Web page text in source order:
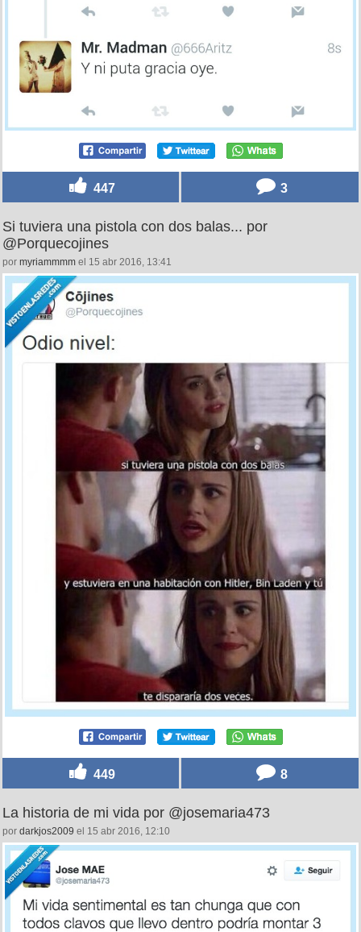
447 3
Si tuviera una pistola con dos balas... por
@Porquecojines
por myriammmm el 15 abr 2016, 13:41
449 8
La historia de mi vida por @josemaria473
por darkjos2009 el 15 abr 2016, 12:10